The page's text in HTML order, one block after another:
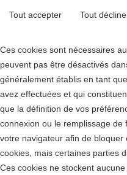
Tout accepter Tout
Ces cookies sont nécessaires
peuvent pas être désactivés
généralement établis en tant
avez effectuées et qui
que la définition de vos
connexion ou le remplissage de
votre navigateur afin de
cookies, mais certaines parties
Ces cookies ne stockent